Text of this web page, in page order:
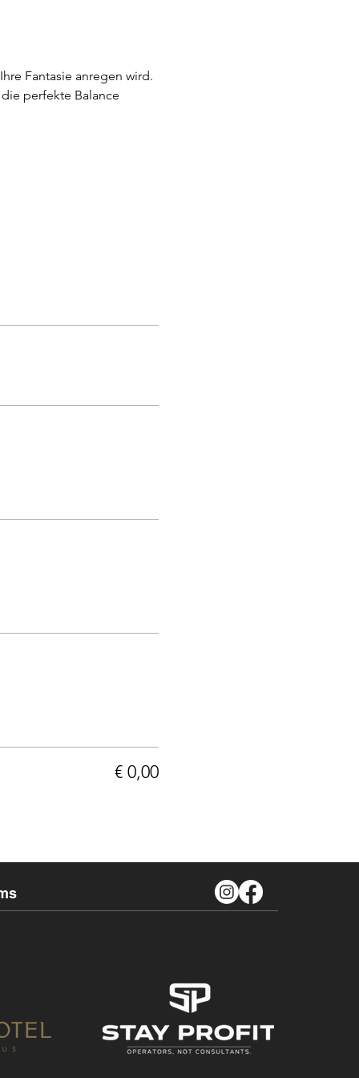
Fantasie anregen wird.
perfekte Balance
€ 0,00